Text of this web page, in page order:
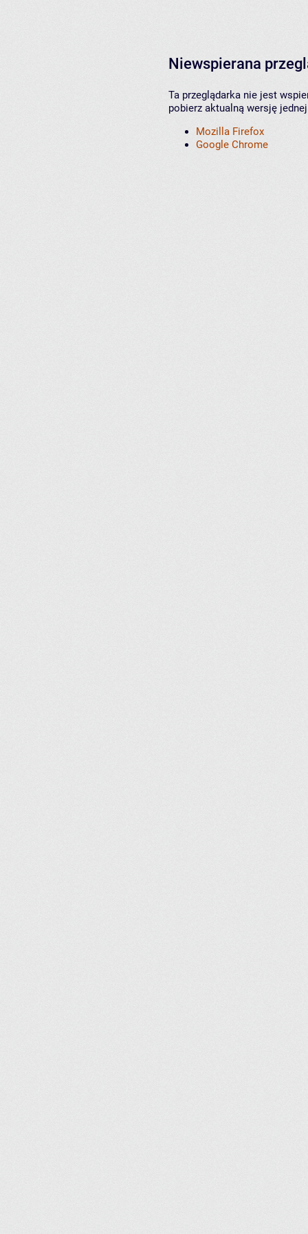
Niewspierana
Ta przeglądarka nie jest
pobierz aktualną wersję
Mozilla Firefox
Google Chrome